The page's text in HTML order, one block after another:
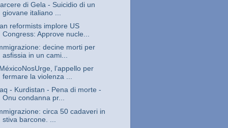
di Gela - Suicidio di un
giovane italiano ...
reformists implore US
Congress: Approve nucle...
decine morti per
asfissia in un cami...
l’appello per
fermare la violenza ...
- Kurdistan - Pena di morte -
Onu condanna pr...
circa 50 cadaveri in
stiva barcone. ...